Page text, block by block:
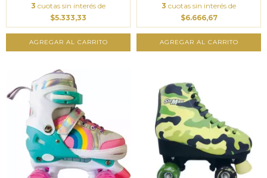
3 cuotas sin interés de
$5.333,33
AGREGAR AL CARRITO
3 cuotas sin interés de
$6.666,67
AGREGAR AL CARRITO